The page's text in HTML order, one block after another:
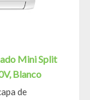
Mini Split
Blanco
de